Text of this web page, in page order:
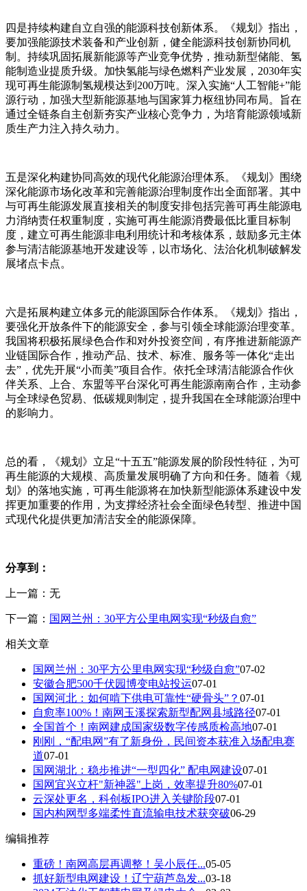
四是持续构建自立自强的能源科技创新体系。《规划》指出，
要加强能源技术装备和产业创新，健全能源科技创新协同机
制。持续巩固拓展新能源等产业竞争优势，推动新型储能、氢
能制造业提质升级。加快氢能与绿色燃料产业发展，2030年实
现可再生能源制氢规模达到200万吨。深入实施“人工智能+”能
源行动，加强大型新能源基地与国家算力枢纽协同布局。旨在
通过全链条自主创新夯实产业核心竞争力，为培育能源领域新
质生产力注入持久动力。
五是深化构建协同高效的现代化能源治理体系。《规划》围绕
深化能源市场化改革和完善能源治理制度作出全面部署。其中
与可再生能源发展直接相关的制度安排包括完善可再生能源电
力消纳责任权重制度，实施可再生能源消费最低比重目标制
度，建立可再生能源非电利用统计和考核体系，鼓励多元主体
参与清洁能源基地开发建设等，以市场化、法治化机制破解发
展堵点卡点。
六是拓展构建立体多元的能源国际合作体系。《规划》指出，
要强化开放条件下的能源安全，参与引领全球能源治理变革。
我国将积极拓展绿色合作和对外投资空间，有序推进新能源产
业链国际合作，推动产品、技术、标准、服务等一体化“走出
去”，优先开展“小而美”项目合作。依托全球清洁能源合作伙
伴关系、上合、东盟等平台深化可再生能源南南合作，主动参
与全球绿色贸易、低碳规则制定，提升我国在全球能源治理中
的影响力。
总的看，《规划》立足“十五五”能源发展的阶段性特征，为可
再生能源的大规模、高质量发展明确了方向和任务。随着《规
划》的落地实施，可再生能源将在加快新型能源体系建设中发
挥更加重要的作用，为支撑经济社会全面绿色转型、推进中国
式现代化提供更加清洁安全的能源保障。
分享到：
上一篇：无
下一篇： 国网兰州：30平方公里电网实现“秒级自愈”
相关文章
国网兰州：30平方公里电网实现“秒级自愈”07-02
安徽合肥500千伏园博变电站投运07-01
国网河北：如何啃下供电可靠性“硬骨头”？ 07-01
自愈率100%！南网玉溪探索新型配网县域路径07-01
全国首个！南网建成国家级数字传感质检高地07-01
刚刚，“配电网”有了新身份，民间资本获准入场配电赛
道07-01
国网湖北：稳步推进“一型四化” 配电网建设07-01
国网宜兴立杆"新神器"上岗，效率提升80%07-01
云深处更名，科创板IPO进入关键阶段07-01
国内构网型多端柔性直流输电技术获突破06-29
编辑推荐
重磅！南网高层再调整！吴小辰任...05-05
抓好新型电网建设！辽宁葫芦岛发...03-18